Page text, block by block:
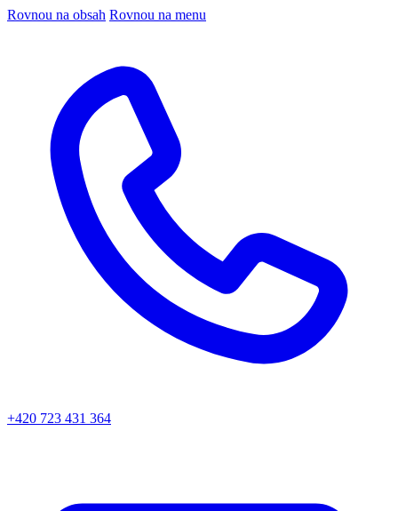
Rovnou na obsah Rovnou na menu
+420 723 431 364